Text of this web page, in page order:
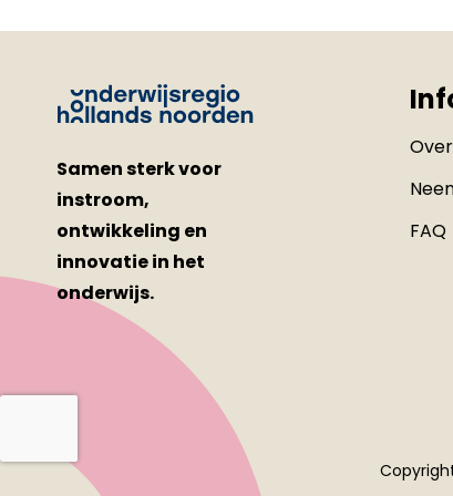
Samen sterk voor
instroom,
ontwikkeling en
innovatie in het
onderwijs.
FAQ